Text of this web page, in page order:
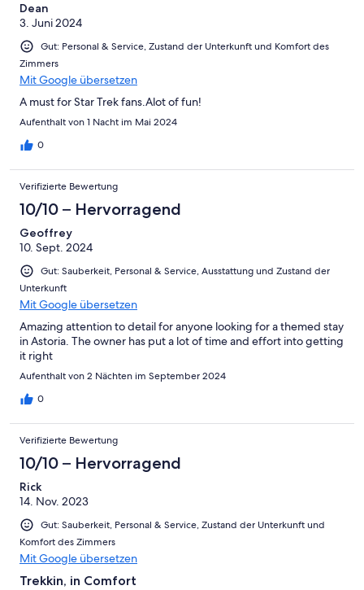
Dean
3. Juni 2024
Gut: Personal & Service, Zustand der Unterkunft und Komfort des
Zimmers
Mit Google übersetzen
A must for Star Trek fans.Alot of fun!
Aufenthalt von 1 Nacht im Mai 2024
0
Verifizierte Bewertung
10/10 – Hervorragend
Geoffrey
10. Sept. 2024
Gut: Sauberkeit, Personal & Service, Ausstattung und Zustand der
Unterkunft
Mit Google übersetzen
Amazing attention to detail for anyone looking for a themed stay
in Astoria. The owner has put a lot of time and effort into getting
it right
Aufenthalt von 2 Nächten im September 2024
0
Verifizierte Bewertung
10/10 – Hervorragend
Rick
14. Nov. 2023
Gut: Sauberkeit, Personal & Service, Zustand der Unterkunft und
Komfort des Zimmers
Mit Google übersetzen
Trekkin, in Comfort